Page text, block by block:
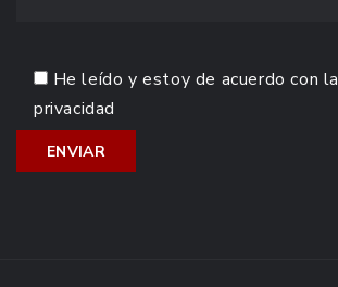
He leído y estoy de acuerdo con la
privacidad